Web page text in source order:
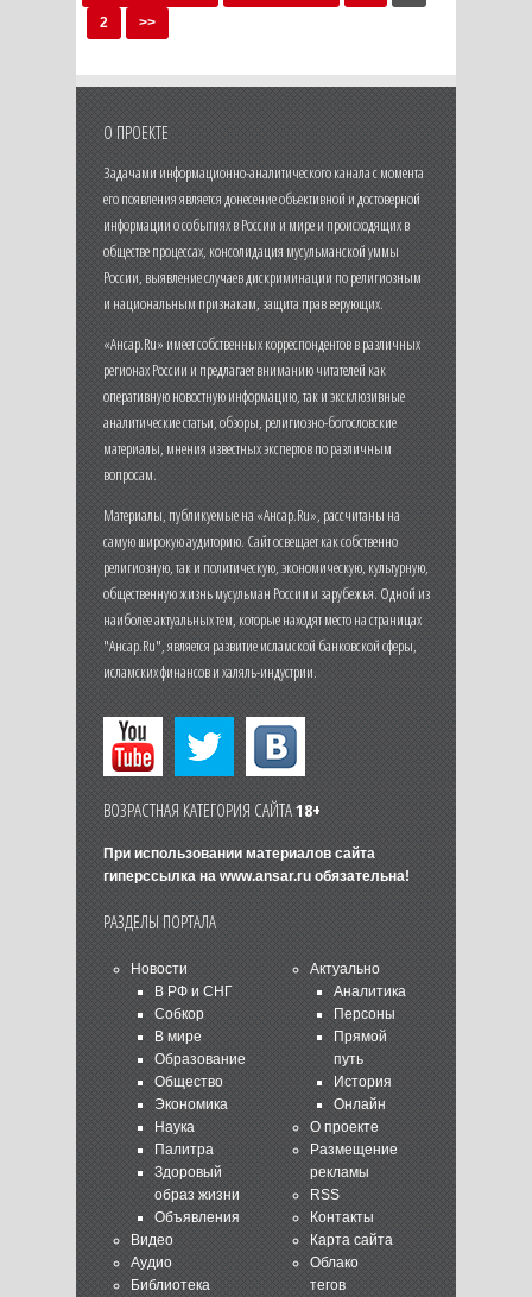
2
>>
О ПРОЕКТЕ
Задачами информационно-аналитического канала с момента
его появления является донесение объективной и достоверной
информации о событиях в России и мире и происходящих в
обществе процессах, консолидация мусульманской уммы
России, выявление случаев дискриминации по религиозным
и национальным признакам, защита прав верующих.
«Ансар.Ru» имеет собственных корреспондентов в различных
регионах России и предлагает вниманию читателей как
оперативную новостную информацию, так и эксклюзивные
аналитические статьи, обзоры, религиозно-богословские
материалы, мнения известных экспертов по различным
вопросам.
Материалы, публикуемые на «Ансар.Ru», рассчитаны на
самую широкую аудиторию. Сайт освещает как собственно
религиозную, так и политическую, экономическую, культурную,
общественную жизнь мусульман России и зарубежья. Одной из
наиболее актуальных тем, которые находят место на страницах
"Ансар.Ru", является развитие исламской банковской сферы,
исламских финансов и халяль-индустрии.
ВОЗРАСТНАЯ КАТЕГОРИЯ САЙТА18+
При использовании материалов сайта
гиперссылка на www.ansar.ruобязательна!
РАЗДЕЛЫ ПОРТАЛА
Новости
В РФ и СНГ
Собкор
В мире
Образование
Общество
Экономика
Наука
Палитра
Здоровый
образ жизни
Объявления
Видео
Аудио
Библиотека
Актуально
Аналитика
Персоны
Прямой
путь
История
Онлайн
О проекте
Размещение
рекламы
RSS
Контакты
Карта сайта
Облако
тегов